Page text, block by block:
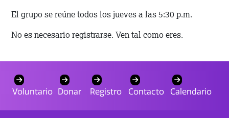
El grupo se reúne todos los jueves a las 5:30 p.m.
No es necesario registrarse. Ven tal como eres.
Voluntario Donar Registro Contacto Calendario